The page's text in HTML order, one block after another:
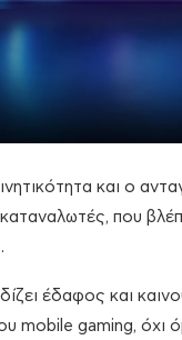
και ο
που
έδαφος και
gaming, όχι